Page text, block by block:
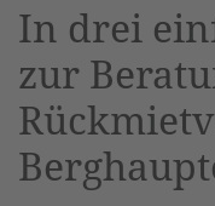
In drei
zur